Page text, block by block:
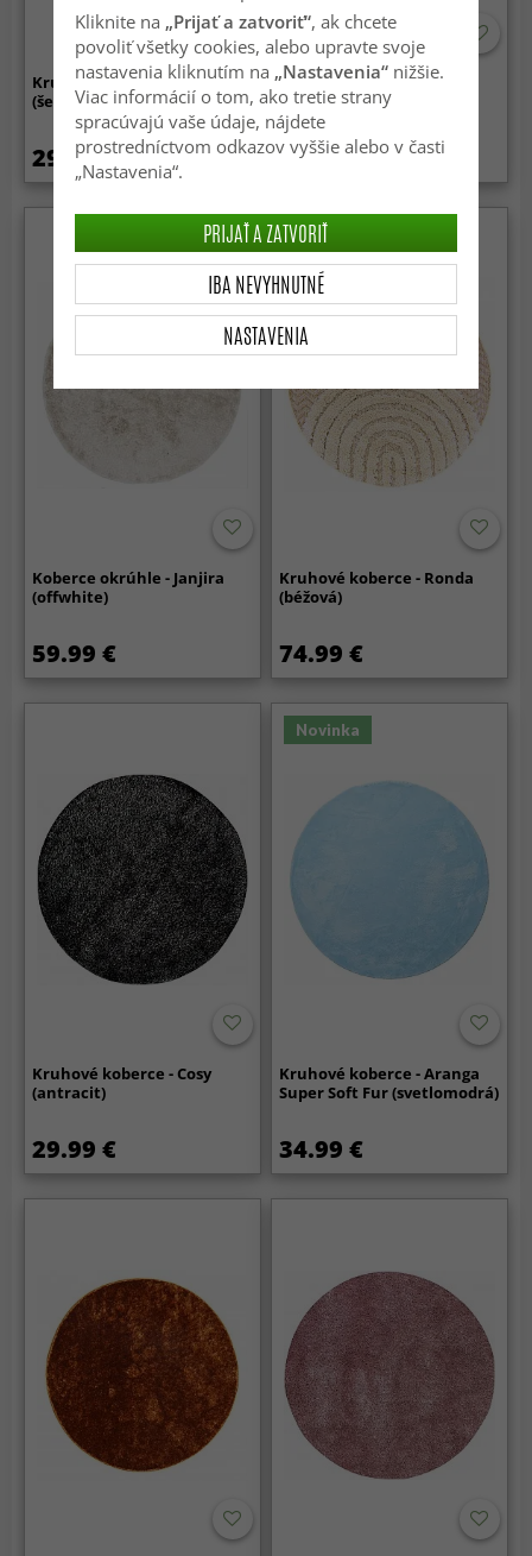
Kruhové koberce - Cosy
(šedobéžový)
29.99 €
Kruhové koberce - Cosy
(biela)
29.99 €
Koberce okrúhle - Janjira
(offwhite)
59.99 €
Kruhové koberce - Ronda
(béžová)
74.99 €
Kruhové koberce - Cosy
(antracit)
29.99 €
Novinka
Kruhové koberce - Aranga
Super Soft Fur (svetlomodrá)
34.99 €
Kliknite na „Prijať a zatvoriť“, ak chcete
povoliť všetky cookies, alebo upravte svoje
nastavenia kliknutím na „Nastavenia“nižšie.
Viac informácií o tom, ako tretie strany
spracúvajú vaše údaje, nájdete
prostredníctvom odkazov vyššie alebo v časti
„Nastavenia“.
NASTAVENIA
IBA NEVYHNUTNÉ
PRIJAŤ A ZATVORIŤ